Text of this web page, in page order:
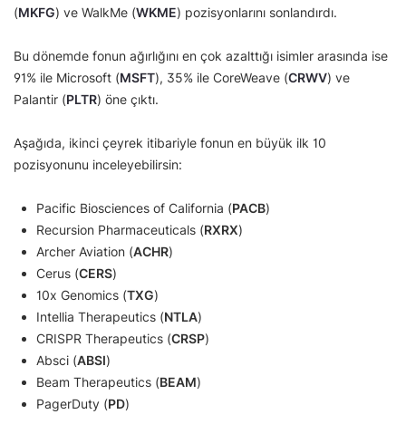
(MKFG) ve WalkMe (WKME) pozisyonlarını sonlandırdı.
Bu dönemde fonun ağırlığını en çok azalttığı isimler arasında ise
91% ile Microsoft (MSFT), 35% ile CoreWeave (CRWV) ve
Palantir (PLTR) öne çıktı.
Aşağıda, ikinci çeyrek itibariyle fonun en büyük ilk 10
pozisyonunu inceleyebilirsin:
Pacific Biosciences of California (PACB)
Recursion Pharmaceuticals (RXRX)
Archer Aviation (ACHR)
Cerus (CERS)
10x Genomics (TXG)
Intellia Therapeutics (NTLA)
CRISPR Therapeutics (CRSP)
Absci (ABSI)
Beam Therapeutics (BEAM)
PagerDuty (PD)